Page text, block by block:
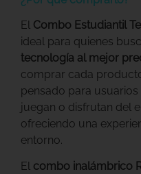
El Combo Estudiantil
ideal para quienes
tecnología al mejor
comprar cada
pensado para
juegan o disfrutan del
ofreciendo una
entorno.
El combo inalámbrico